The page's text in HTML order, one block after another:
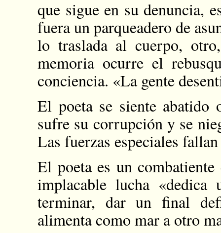
que sigue en su denuncia,
fuera un parqueadero de
lo traslada al cuerpo,
memoria ocurre el
conciencia. «La gente
El poeta se siente abatido
sufre su corrupción y se
Las fuerzas especiales
El poeta es un
implacable lucha «dedica
terminar, dar un final
alimenta como mar a otro